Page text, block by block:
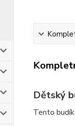
Dětský
Tento